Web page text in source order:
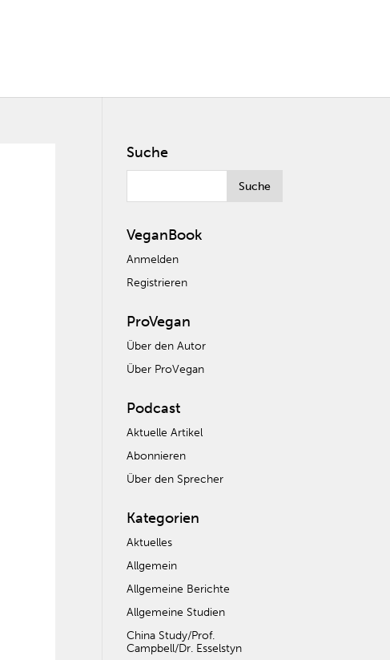
Suche
VeganBook
Anmelden
Registrieren
ProVegan
Über den Autor
Über ProVegan
Podcast
Aktuelle Artikel
Abonnieren
Über den Sprecher
Kategorien
Aktuelles
Allgemein
Allgemeine Berichte
Allgemeine Studien
China Study/Prof.
Campbell/Dr. Esselstyn